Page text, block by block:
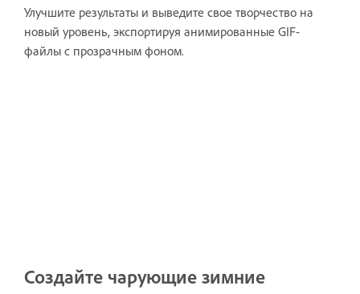
Улучшите результаты и выведите свое творчество на
новый уровень, экспортируя анимированные GIF-
файлы с прозрачным фоном.
Создайте чарующие зимние